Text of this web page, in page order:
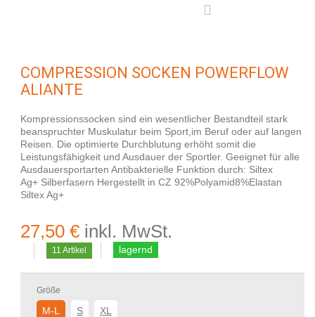
COMPRESSION SOCKEN POWERFLOW
ALIANTE
Kompressionssocken sind ein wesentlicher Bestandteil stark
beanspruchter Muskulatur beim Sport,im Beruf oder auf langen
Reisen. Die optimierte Durchblutung erhöht somit die
Leistungsfähigkeit und Ausdauer der Sportler. Geeignet für alle
Ausdauersportarten Antibakterielle Funktion durch: Siltex
Ag+ Silberfasern Hergestellt in CZ 92%Polyamid8%Elastan
Siltex Ag+
27,50 € inkl. MwSt.
11 Artikel lagernd
Größe
M-L S XL